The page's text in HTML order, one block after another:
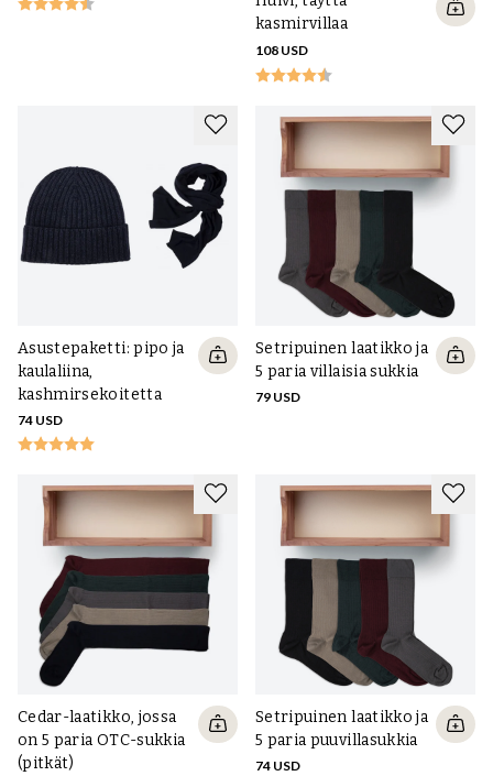
kasmirvillaa
108 USD
Asustepaketti: pipo ja
kaulaliina,
kashmirsekoitetta
74 USD
Setripuinen laatikko ja
5 paria villaisia sukkia
79 USD
Cedar-laatikko, jossa
on 5 paria OTC-sukkia
(pitkät)
Setripuinen laatikko ja
5 paria puuvillasukkia
74 USD